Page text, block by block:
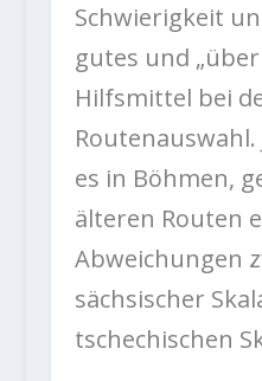
Schwierigkeit
gutes und
Hilfsmittel bei
Routenauswahl.
es in Böhmen,
älteren Routen
Abweichungen
sächsischer
tschechischen